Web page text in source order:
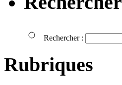
Rechercher :
Rubriques